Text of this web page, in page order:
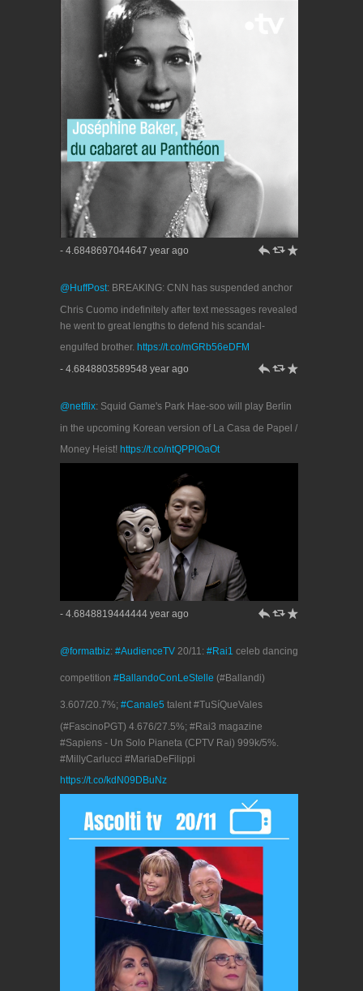
- 4.6848697044647 year ago h J R
@HuffPost: BREAKING: CNN has suspended anchor
Chris Cuomo indefinitely after text messages revealed
he went to great lengths to defend his scandal-
engulfed brother. https://t.co/mGRb56eDFM
- 4.6848803589548 year ago
h J R
@netflix: Squid Game's Park Hae-soo will play Berlin
in the upcoming Korean version of La Casa de Papel /
Money Heist! https://t.co/ntQPPIOaOt
- 4.6848819444444 year ago h J R
@formatbiz: #AudienceTV 20/11: #Rai1 celeb dancing
competition #BallandoConLeStelle (#Ballandi)
3.607/20.7%; #Canale5 talent #TuSíQueVales
(#FascinoPGT) 4.676/27.5%; #Rai3 magazine
#Sapiens - Un Solo Pianeta (CPTV Rai) 999k/5%.
#MillyCarlucci #MariaDeFilippi
https://t.co/kdN09DBuNz